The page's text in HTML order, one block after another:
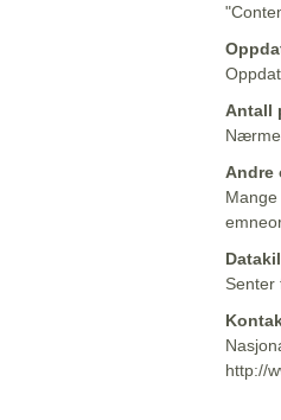
Antall
Andre
Senter
http://